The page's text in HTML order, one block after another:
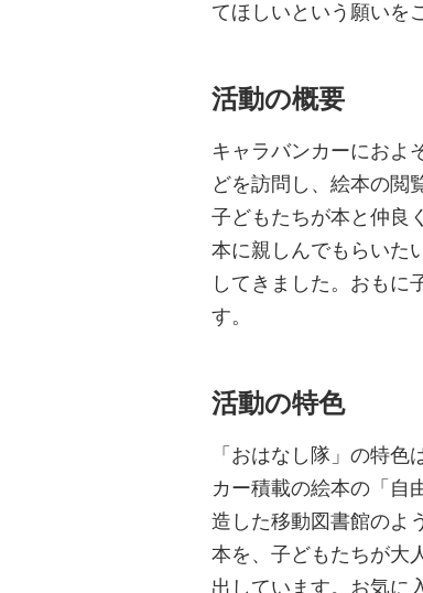
てほしいという願いを
活動の概要
キャラバンカーにおよ
どを訪問し、絵本の閲
子どもたちが本と仲良
本に親しんでもらいた
してきました。おもに
す。
活動の特色
「おはなし隊」の特
カー積載の絵本の「自
造した移動図書館のよ
本を、子どもたちが大
出しています。お気に